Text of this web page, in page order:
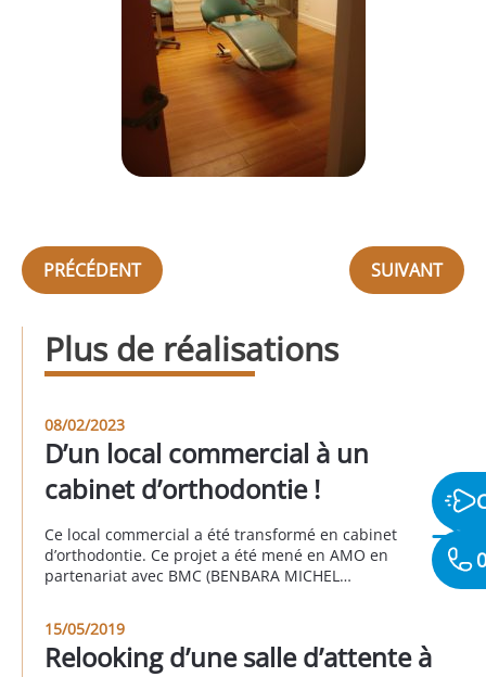
PRÉCÉDENT SUIVANT
Plus de réalisations
08/02/2023
D’un local commercial à un
cabinet d’orthodontie !
Ce local commercial a été transformé en cabinet
d’orthodontie. Ce projet a été mené en AMO en
partenariat avec BMC (BENBARA MICHEL
d’installer un deuxième fauteuil, autant de points
qui ont été traités dans le cadre de ce projet. A saint
15/05/2019
Relooking d’une salle d’attente à